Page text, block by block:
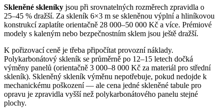
Skleněné skleníky jsou při srovnatelných rozměrech zpravidla o
25–45 % dražší. Za skleník 6×3 m se skleněnou výplní a hliníkovou
konstrukcí zaplatíte orientačně 28 000–50 000 Kč a více. Prémiové
modely s kaleným nebo bezpečnostním sklem jsou ještě dražší.
K pořizovací ceně je třeba připočítat provozní náklady.
Polykarbonátový skleník se průměrně po 12–15 letech dočká
výměny panelů (orientačně 3 000–8 000 Kč za materiál pro střední
skleník). Skleněný skleník výměnu nepotřebuje, pokud nedojde k
mechanickému poškození — ale cena jedné skleněné tabule pro
opravu je zpravidla vyšší než polykarbonátového panelu stejné
plochy.